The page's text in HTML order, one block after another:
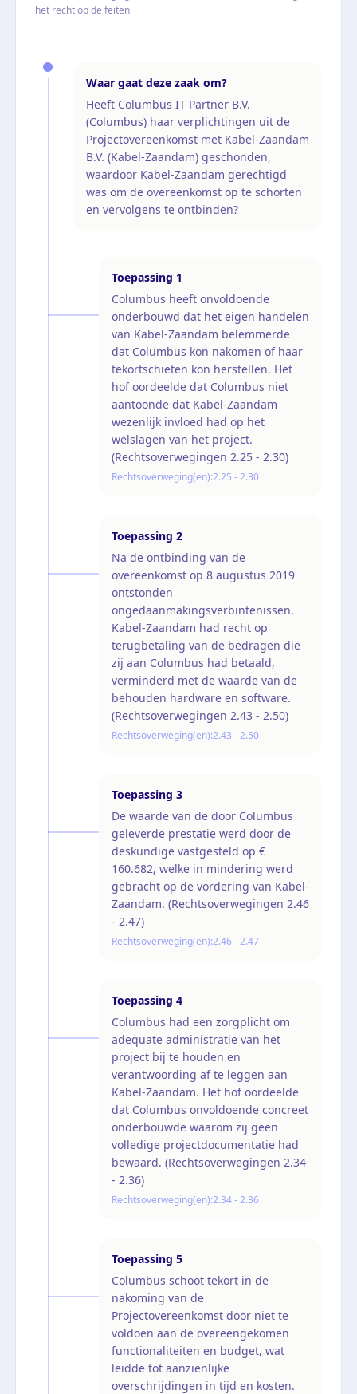
het recht op de feiten
Waar gaat deze zaak om?
Heeft Columbus IT Partner B.V.
(Columbus) haar verplichtingen uit de
Projectovereenkomst met Kabel-Zaandam
B.V. (Kabel-Zaandam) geschonden,
waardoor Kabel-Zaandam gerechtigd
was om de overeenkomst op te schorten
en vervolgens te ontbinden?
Toepassing 1
Columbus heeft onvoldoende
onderbouwd dat het eigen handelen
van Kabel-Zaandam belemmerde
dat Columbus kon nakomen of haar
tekortschieten kon herstellen. Het
hof oordeelde dat Columbus niet
aantoonde dat Kabel-Zaandam
wezenlijk invloed had op het
welslagen van het project.
(Rechtsoverwegingen 2.25 - 2.30)
Rechtsoverweging(en):2.25 - 2.30
Toepassing 2
Na de ontbinding van de
overeenkomst op 8 augustus 2019
ontstonden
ongedaanmakingsverbintenissen.
Kabel-Zaandam had recht op
terugbetaling van de bedragen die
zij aan Columbus had betaald,
verminderd met de waarde van de
behouden hardware en software.
(Rechtsoverwegingen 2.43 - 2.50)
Rechtsoverweging(en):2.43 - 2.50
Toepassing 3
De waarde van de door Columbus
geleverde prestatie werd door de
deskundige vastgesteld op €
160.682, welke in mindering werd
gebracht op de vordering van Kabel-
Zaandam. (Rechtsoverwegingen 2.46
- 2.47)
Rechtsoverweging(en):2.46 - 2.47
Toepassing 4
Columbus had een zorgplicht om
adequate administratie van het
project bij te houden en
verantwoording af te leggen aan
Kabel-Zaandam. Het hof oordeelde
dat Columbus onvoldoende concreet
onderbouwde waarom zij geen
volledige projectdocumentatie had
bewaard. (Rechtsoverwegingen 2.34
- 2.36)
Rechtsoverweging(en):2.34 - 2.36
Toepassing 5
Columbus schoot tekort in de
nakoming van de
Projectovereenkomst door niet te
voldoen aan de overeengekomen
functionaliteiten en budget, wat
leidde tot aanzienlijke
overschrijdingen in tijd en kosten.